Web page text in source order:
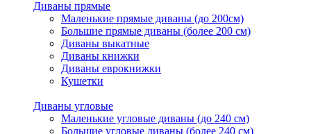
Диваны прямые
Маленькие прямые диваны (до 200см)
Большие прямые диваны (более 200 см)
Диваны выкатные
Диваны книжки
Диваны еврокнижки
Кушетки
Диваны угловые
Маленькие угловые диваны (до 240 см)
Большие угловые диваны (более 240 см)